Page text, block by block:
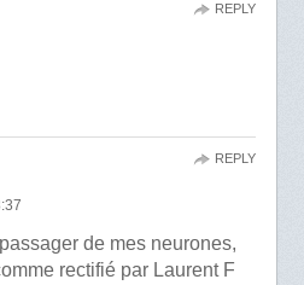
REPLY
de mes neurones,
rectifié par Laurent F
REPLY